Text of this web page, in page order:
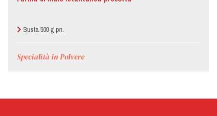
Busta 500 g pn.
Specialità in Polvere